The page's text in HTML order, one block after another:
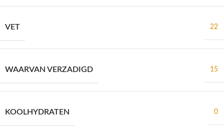
VET 22
WAARVAN VERZADIGD 15
KOOLHYDRATEN 0